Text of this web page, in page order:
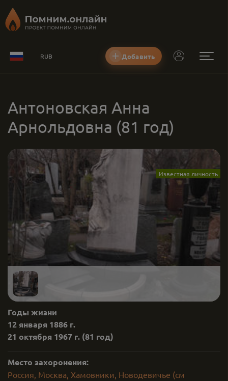
RUB Добавить
Антоновская Анна
Арнольдовна (81 год)
Известная личность
Годы жизни
12 января 1886 г.
21 октября 1967 г. (81 год)
Место захоронения:
Россия, Москва, Хамовники, Новодевичье (см